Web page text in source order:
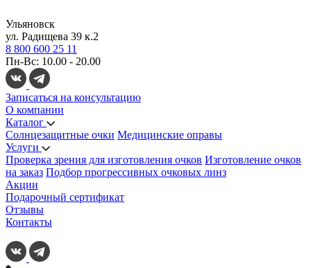
Ульяновск
ул. Радищева 39 к.2
8 800 600 25 11
Пн-Вс: 10.00 - 20.00
Записаться на консультацию
О компании
Каталог
Солнцезащитные очки Медицинские оправы
Услуги
Проверка зрения для изготовления очков Изготовление очков
на заказ Подбор прогрессивных очковых линз
Акции
Подарочный сертификат
Отзывы
Контакты